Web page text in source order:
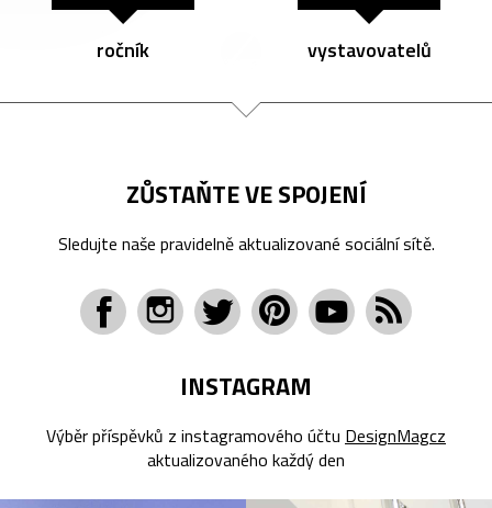
ročník vystavovatelů
ZŮSTAŇTE VE SPOJENÍ
Sledujte naše pravidelně aktualizované sociální sítě.
INSTAGRAM
Výběr příspěvků z instagramového účtu DesignMagcz
aktualizovaného každý den